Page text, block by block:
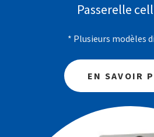
Passerelle
* Plusieurs modèles
EN SAVOIR